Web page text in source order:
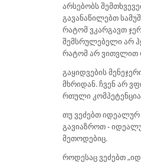
არსებობს
გავანაწილებთ
რატომ ვკარგავთ
შემსრულებელი არ
რატომ არ ვითვლით
გაყიდვების
მხრიდან. ჩვენ არ
რთული
თუ ვეძებთ იდეალურ
გავიაზროთ -
მეთოდებიც.
როდესაც ვეძებთ